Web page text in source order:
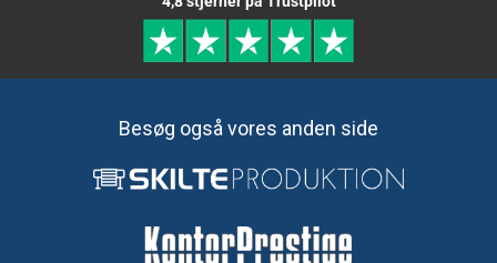
Besøg også vores anden side